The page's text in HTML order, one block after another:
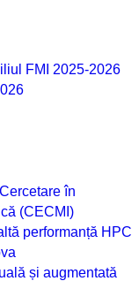
FMI 2025-2026
în
(CECMI)
performanță HPC
și augmentată